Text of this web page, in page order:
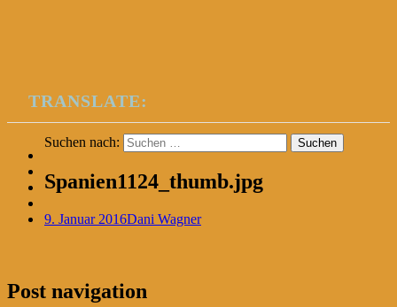
TRANSLATE:
Suchen nach:
Spanien1124_thumb.jpg
9. Januar 2016Dani Wagner
Post navigation